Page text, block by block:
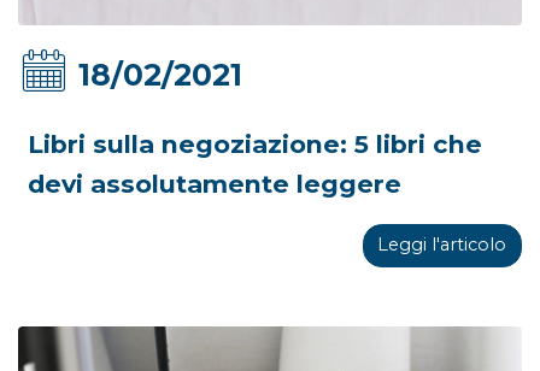
18/02/2021
Libri sulla negoziazione: 5 libri che
devi assolutamente leggere
Leggi l'articolo